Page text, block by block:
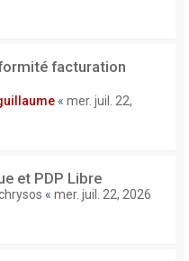
facturation
« mer. juil. 22,
et PDP Libre
« mer. juil. 22, 2026